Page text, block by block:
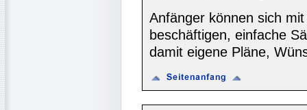
Anfänger können sich
beschäftigen, einfache
damit eigene Pläne,